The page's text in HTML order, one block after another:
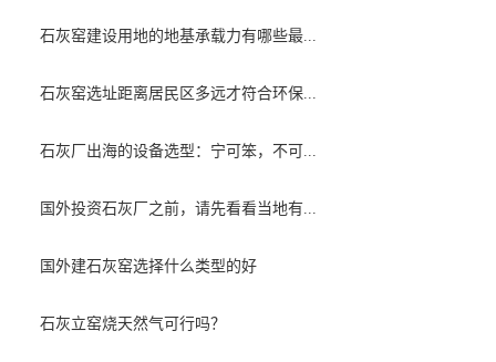
石灰窑建设用地的地基承载力有哪些最...
石灰窑选址距离居民区多远才符合环保...
石灰厂出海的设备选型：宁可笨，不可...
国外投资石灰厂之前，请先看看当地有...
国外建石灰窑选择什么类型的好
石灰立窑烧天然气可行吗？